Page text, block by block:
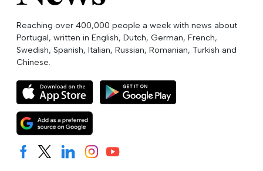
Reaching over 400,000 people a week with news about
Portugal, written in English, Dutch, German, French,
Swedish, Spanish, Italian, Russian, Romanian, Turkish and
Chinese.